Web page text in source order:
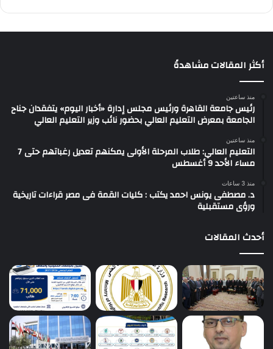
أكثر المقالات مشاهدةً
منذ ساعتين
رئيس جامعة القاهرة ورئيس مجلس إدارة «أخبار اليوم» يتفقدان جناح
الجامعة بمعرض التعليم العالي بحضور نائب وزير التعليم العالي
منذ ساعتين
التعليم العالي: طلاب المرحلة الأولى يمكنهم تعديل رغباتهم حتى 7
مساء الأحد 9 أغسطس
منذ 3 ساعات
د. مصطفى يونس احمد يكتب : كليات القمة فى مصر قراءات تاريخية
ورؤى مستقبلية
أحدث المقالات